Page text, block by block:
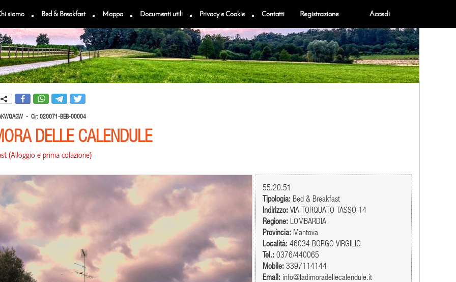
siamo Bed & Breakfast Mappa Documenti utili Privacy e Cookie Contatti Registrazione Accedi
- Cir:020071-BEB-00004
DELLE CALENDULE
(Alloggio e prima colazione)
55.20.51
Tipologia: Bed & Breakfast
Indirizzo: VIA TORQUATO TASSO 14
Regione: LOMBARDIA
Provincia: Mantova
Località: 46034 BORGO VIRGILIO
Tel.: 0376/440065
Mobile: 3397114144
Email: info@ladimoradellecalendule.it